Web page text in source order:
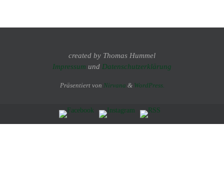
created by Thomas Hummel
Impressum und Datenschutzerklärung
Präsentiert von Nirvana & WordPress.